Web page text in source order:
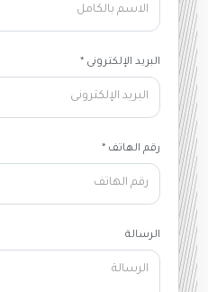
البريد الإلكترونى *
رقم الهاتف *
الرسالة